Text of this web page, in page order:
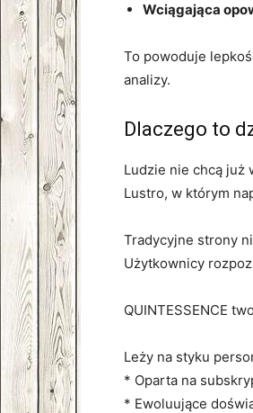
Wciągająca
To powoduje
analizy.
Dlaczego to
Ludzie nie chcą już
Lustro, w którym
Tradycyjne strony
Użytkownicy
QUINTESSENCE
Leży na styku
* Oparta na
* Ewoluujące